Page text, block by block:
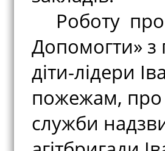
Роботу
Допомогти» з
діти-лідери
пожежам, про
служби